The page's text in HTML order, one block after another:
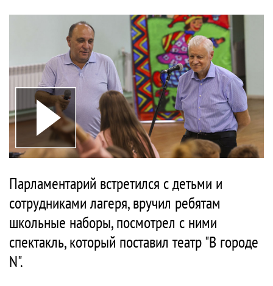
Парламентарий встретился с детьми и
сотрудниками лагеря, вручил ребятам
школьные наборы, посмотрел с ними
спектакль, который поставил театр "В городе
N".